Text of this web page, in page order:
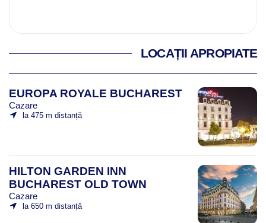
LOCAȚII APROPIATE
EUROPA ROYALE BUCHAREST
Cazare
la 475 m distanță
HILTON GARDEN INN
BUCHAREST OLD TOWN
Cazare
la 650 m distanță